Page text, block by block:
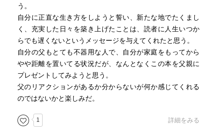
う。
自分に正直な生き方をしようと誓い、新たな地でたくまし
く、充実した日々を築き上げたことは、読者に人生いつか
らでも遅くないというメッセージを与えてくれたと思う。
自分の父もとても不器用な人で、自分が家庭をもってから
やや距離を置いてる状況だが、なんとなくこの本を父親に
プレゼントしてみようと思う。
父のリアクションがあるか分からないが何か感じてくれる
のではないかと楽しみだ。
1 詳細をみる